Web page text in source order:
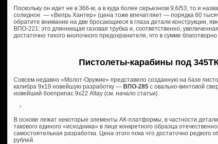
Поскольку он идет не в 366-м, а в куда более серьезном 9,6/53, то и
солидное — «Вепрь Хантер» (цена тоже впечатляет — порядка 60
обратите внимание на две бросающиеся в глаза детали конструкции,
ВПО-221: это длиннющая газовая трубка и, соответственно,
достаточно тихого кнопочного предохранителя, что в сумме
Пистолеты-карабины под
Совсем недавно «Молот-Оружие» представило созданную на базе
калибра 9х19 новейшую разработку — ВПО-285 с овально-винтовой
новейший боеприпас 9х22 Altay (см. начало статьи).
В основе лежат некоторые элементы АК-платформы, в частности
такового единого «исходника» в лице конкретного образца
самостоятельная разработка. Цена этого пока что достаточно редкого
рублей.